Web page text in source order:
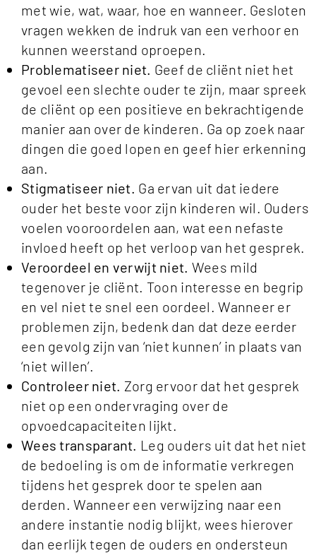
met wie, wat, waar, hoe en wanneer. Gesloten
vragen wekken de indruk van een verhoor en
kunnen weerstand oproepen.
Problematiseer niet. Geef de cliënt niet het
gevoel een slechte ouder te zijn, maar spreek
de cliënt op een positieve en bekrachtigende
manier aan over de kinderen. Ga op zoek naar
dingen die goed lopen en geef hier erkenning
aan.
Stigmatiseer niet. Ga ervan uit dat iedere
ouder het beste voor zijn kinderen wil. Ouders
voelen vooroordelen aan, wat een nefaste
invloed heeft op het verloop van het gesprek.
Veroordeel en verwijt niet. Wees mild
tegenover je cliënt. Toon interesse en begrip
en vel niet te snel een oordeel. Wanneer er
problemen zijn, bedenk dan dat deze eerder
een gevolg zijn van ‘niet kunnen’ in plaats van
‘niet willen’.
Controleer niet. Zorg ervoor dat het gesprek
niet op een ondervraging over de
opvoedcapaciteiten lijkt.
Wees transparant. Leg ouders uit dat het niet
de bedoeling is om de informatie verkregen
tijdens het gesprek door te spelen aan
derden. Wanneer een verwijzing naar een
andere instantie nodig blijkt, wees hierover
dan eerlijk tegen de ouders en ondersteun